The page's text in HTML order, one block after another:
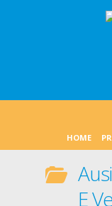
HOME
E